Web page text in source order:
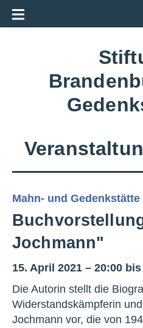
Mahn- und
Jochmann"
15. April 2021 – 20:00
Die Autorin stellt die
Widerstandskämpferin
Jochmann vor, die von